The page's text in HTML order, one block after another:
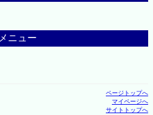
メニュー
ページトップへ
マイページへ
サイトトップへ